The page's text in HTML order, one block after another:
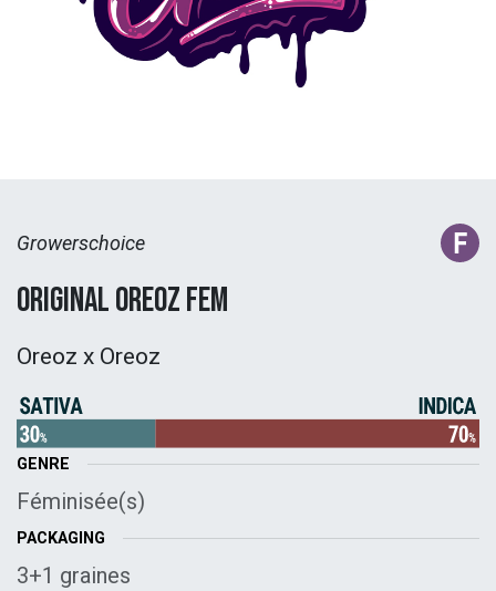
Growerschoice
Original Oreoz Fem
Oreoz x Oreoz
GENRE
Féminisée(s)
PACKAGING
3+1 graines